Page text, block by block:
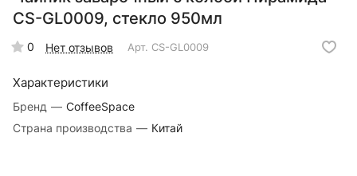
CS-GL0009, стекло 950мл
0 Нет отзывов Арт. CS-GL0009
Характеристики
Бренд — CoffeeSpace
Страна производства — Китай